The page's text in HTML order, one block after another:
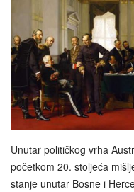
Unutar političkog vrha
početkom 20. stoljeća
stanje unutar Bosne i